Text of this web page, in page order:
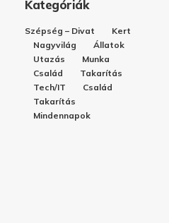
Kategóriák
Szépség – Divat
Kert
Nagyvilág
Állatok
Utazás
Munka
Család
Takarítás
Tech/IT
Család
Takarítás
Mindennapok